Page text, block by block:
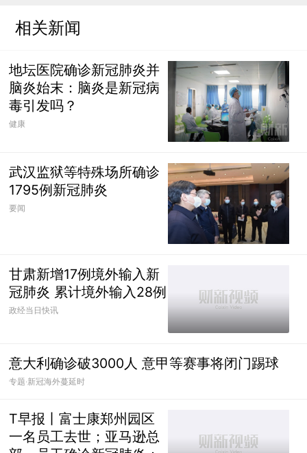
相关新闻
地坛医院确诊新冠肺炎并
脑炎始末：脑炎是新冠病
毒引发吗？
健康
武汉监狱等特殊场所确诊
1795例新冠肺炎
要闻
甘肃新增17例境外输入新
冠肺炎 累计境外输入28例
政经当日快讯
意大利确诊破3000人 意甲等赛事将闭门踢球
专题·新冠海外蔓延时
T早报丨富士康郑州园区
一名员工去世；亚马逊总